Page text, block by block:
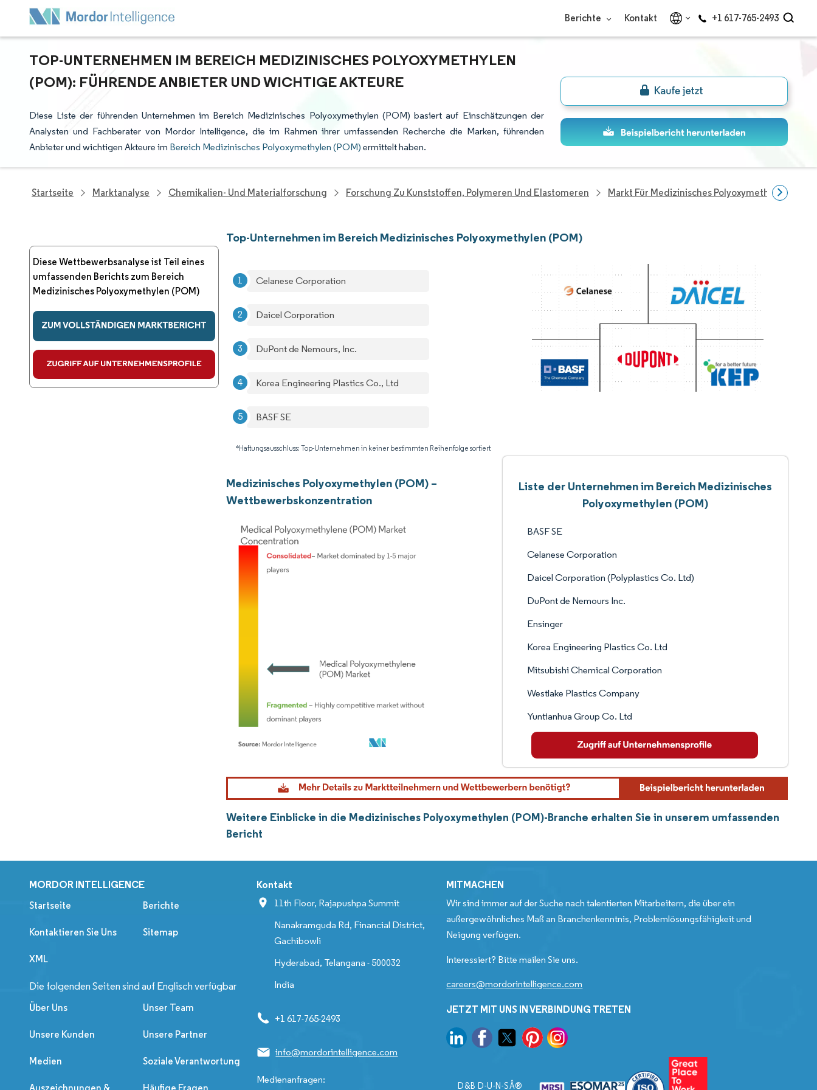
Berichte Kontakt +1 617-765-2493
TOP-UNTERNEHMEN IM BEREICH MEDIZINISCHES POLYOXYMETHYLEN
(POM): FÜHRENDE ANBIETER UND WICHTIGE AKTEURE
Diese Liste der führenden Unternehmen im Bereich Medizinisches Polyoxymethylen (POM) basiert auf Einschätzungen der
Analysten und Fachberater von Mordor Intelligence, die im Rahmen ihrer umfassenden Recherche die Marken, führenden
Anbieter und wichtigen Akteure im Bereich Medizinisches Polyoxymethylen (POM) ermittelt haben.
Startseite Marktanalyse Chemikalien- Und Materialforschung Forschung Zu Kunststoffen, Polymeren Und Elastomeren Markt Für Medizinisches Polyoxymethylen (POM)
Diese Wettbewerbsanalyse ist Teil eines
umfassenden Berichts zum Bereich
Medizinisches Polyoxymethylen (POM)
Top-Unternehmen im Bereich Medizinisches Polyoxymethylen (POM)
Celanese Corporation
Daicel Corporation
DuPont de Nemours, Inc.
Korea Engineering Plastics Co., Ltd
BASF SE
*Haftungsausschluss: Top-Unternehmen in keiner bestimmten Reihenfolge sortiert
Medizinisches Polyoxymethylen (POM) –
Wettbewerbskonzentration
Liste der Unternehmen im Bereich Medizinisches
Polyoxymethylen (POM)
BASF SE
Celanese Corporation
Daicel Corporation (Polyplastics Co. Ltd)
DuPont de Nemours Inc.
Ensinger
Korea Engineering Plastics Co. Ltd
Mitsubishi Chemical Corporation
Westlake Plastics Company
Yuntianhua Group Co. Ltd
Weitere Einblicke in die Medizinisches Polyoxymethylen (POM)-Branche erhalten Sie in unserem umfassenden
Bericht
MORDOR INTELLIGENCE
Startseite Berichte
Kontaktieren Sie Uns Sitemap
XML
Die folgenden Seiten sind auf Englisch verfügbar
Über Uns Unser Team
Unsere Kunden Unsere Partner
Medien Soziale Verantwortung
Kontakt
11th Floor, Rajapushpa Summit
Nanakramguda Rd, Financial District,
Gachibowli
Hyderabad, Telangana - 500032
India
+1 617-765-2493
info@mordorintelligence.com
Medienanfragen:
MITMACHEN
Wir sind immer auf der Suche nach talentierten Mitarbeitern, die über ein
außergewöhnliches Maß an Branchenkenntnis, Problemlösungsfähigkeit und
Neigung verfügen.
Interessiert? Bitte mailen Sie uns.
careers@mordorintelligence.com
JETZT MIT UNS IN VERBINDUNG TRETEN
D&B D-U-N-SÂ®